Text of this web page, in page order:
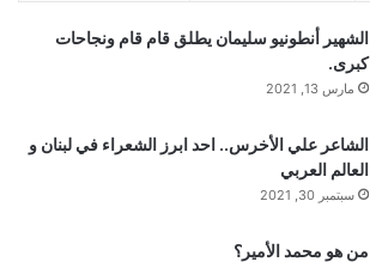
الشهير أنطونيو سليمان يطلق قام قام ونجاحات
كبرى.
مارس 13, 2021
الشاعر علي الأخرس.. احد ابرز الشعراء في لبنان و
العالم العربي
سبتمبر 30, 2021
من هو محمد الأمير؟